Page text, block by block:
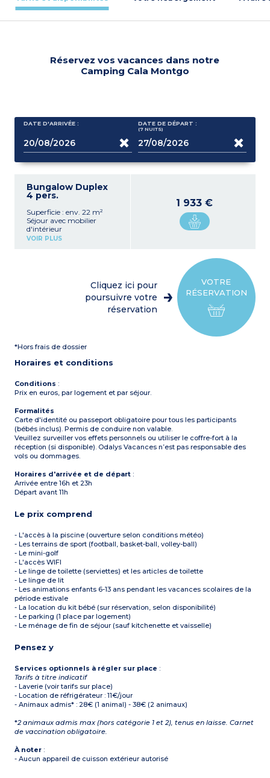
Réservez vos vacances dans notre
Camping Cala Montgo
DATE D'ARRIVÉE : DATE DE DÉPART :
(7 NUITS)
Bungalow Duplex
4 pers.
Superficie : env. 22 m²
Séjour avec mobilier
d'intérieur
Kitchenette équipée
1 chambre avec 1 lit double
1 mezzanine avec 2 lits
Salle d'eau avec douche,
VOIR PLUS
1 933 €
VOTRE
RÉSERVATION
Cliquez ici pour
poursuivre votre
réservation
*Hors frais de dossier
Horaires et conditions
Conditions :
Prix en euros, par logement et par séjour.
Formalités
Carte d'identité ou passeport obligatoire pour tous les participants
(bébés inclus). Permis de conduire non valable.
Veuillez surveiller vos effets personnels ou utiliser le coffre-fort à la
réception (si disponible). Odalys Vacances n’est pas responsable des
vols ou dommages.
Horaires d'arrivée et de départ :
Arrivée entre 16h et 23h
Départ avant 11h
Le prix comprend
- L'accès à la piscine (ouverture selon conditions météo)
- Les terrains de sport (football, basket-ball, volley-ball)
- Le mini-golf
- L'accès WIFI
- Le linge de toilette (serviettes) et les articles de toilette
- Le linge de lit
- Les animations enfants 6-13 ans pendant les vacances scolaires de la
période estivale
- La location du kit bébé (sur réservation, selon disponibilité)
- Le parking (1 place par logement)
- Le ménage de fin de séjour (sauf kitchenette et vaisselle)
Pensez y
Services optionnels à régler sur place :
Tarifs à titre indicatif
- Laverie (voir tarifs sur place)
- Location de réfrigérateur : 11€/jour
- Animaux admis* : 28€ (1 animal) - 38€ (2 animaux)
*2 animaux admis max (hors catégorie 1 et 2), tenus en laisse. Carnet
de vaccination obligatoire.
À noter :
- Aucun appareil de cuisson extérieur autorisé